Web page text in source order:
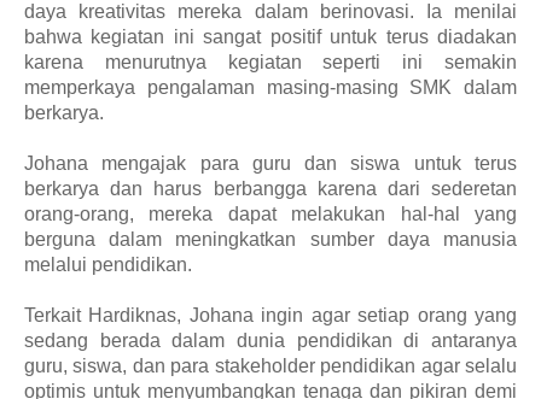
daya kreativitas mereka dalam berinovasi. Ia menilai
bahwa kegiatan ini sangat positif untuk terus diadakan
karena menurutnya kegiatan seperti ini semakin
memperkaya pengalaman masing-masing SMK dalam
berkarya.
Johana mengajak para guru dan siswa untuk terus
berkarya dan harus berbangga karena dari sederetan
orang-orang, mereka dapat melakukan hal-hal yang
berguna dalam meningkatkan sumber daya manusia
melalui pendidikan.
Terkait Hardiknas, Johana ingin agar setiap orang yang
sedang berada dalam dunia pendidikan di antaranya
guru, siswa, dan para stakeholder pendidikan agar selalu
optimis untuk menyumbangkan tenaga dan pikiran demi